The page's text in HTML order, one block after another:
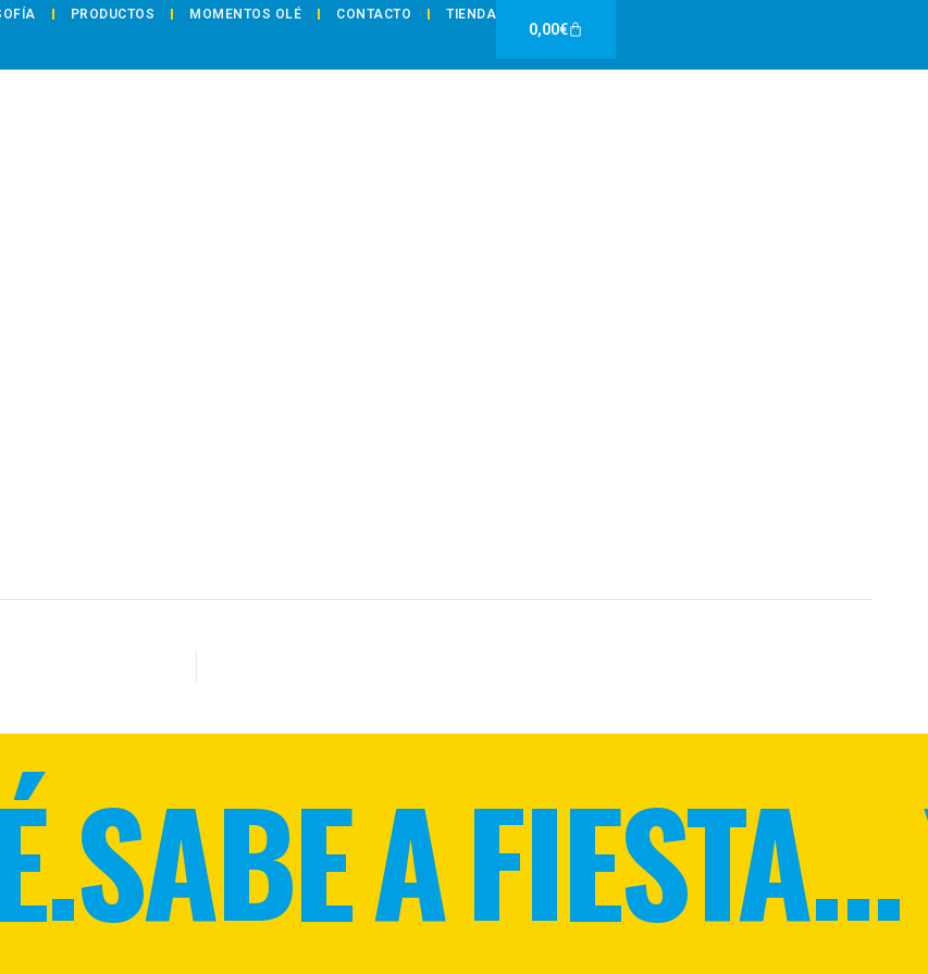
PRODUCTOS MOMENTOS OLÉ CONTACTO TIENDA
0,00€Carrito
SABE A